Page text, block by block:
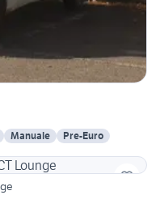
Manuale
Pre-Euro